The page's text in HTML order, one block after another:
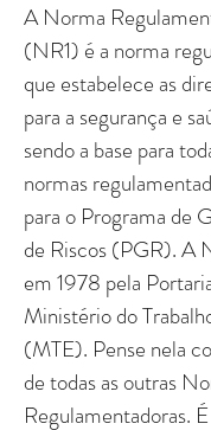
A Norma
(NR1) é a norma
que estabelece as
para a segurança e
sendo a base para
normas
para o Programa de
de Riscos (PGR). A
em 1978 pela
Ministério do
(MTE). Pense nela
de todas as outras
Regulamentadoras.